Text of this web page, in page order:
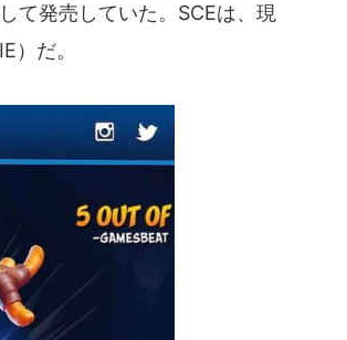
て発売していた。SCEは、現
）だ。